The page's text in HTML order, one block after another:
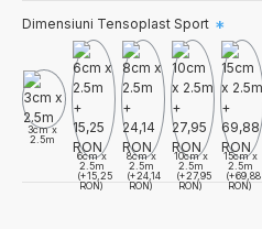
Dimensiuni Tensoplast Sport
3cm x
2.5m
6cm x
2.5m
(+15,25
RON)
8cm x
2.5m
(+24,14
RON)
10cm x
2.5m
(+27,95
RON)
15cm x
2.5m
(+69,88
RON)